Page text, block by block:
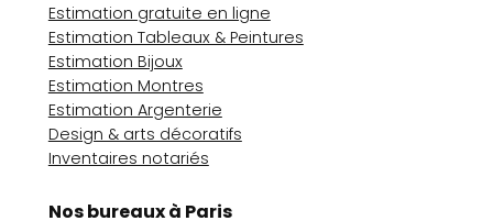
Estimation gratuite en ligne
Estimation Tableaux & Peintures
Estimation Bijoux
Estimation Montres
Estimation Argenterie
Design & arts décoratifs
Inventaires notariés
Nos bureaux à Paris